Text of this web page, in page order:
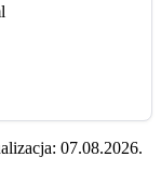
07.08.2026.